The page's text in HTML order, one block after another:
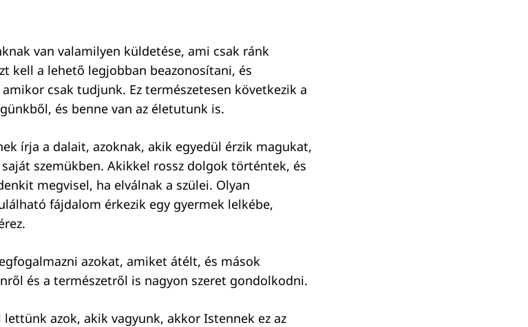
van valamilyen küldetése, ami csak ránk
kell a lehető legjobban beazonosítani, és
csak tudjunk. Ez természetesen következik a
és benne van az életutunk is.
írja a dalait, azoknak, akik egyedül érzik magukat,
szemükben. Akikkel rossz dolgok történtek, és
megvisel, ha elválnak a szülei. Olyan
fájdalom érkezik egy gyermek lelkébe,
azokat, amiket átélt, és mások
és a természetről is nagyon szeret gondolkodni.
azok, akik vagyunk, akkor Istennek ez az